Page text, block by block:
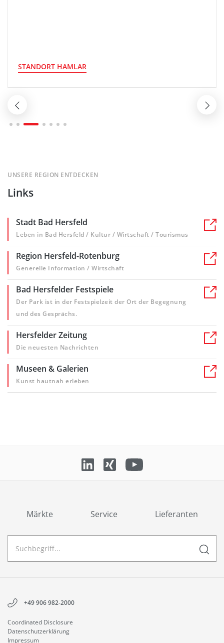
STANDORT HAMLAR
Links
UNSERE REGION ENTDECKEN
Stadt Bad Hersfeld
Leben in Bad Hersfeld / Kultur / Wirtschaft / Tourismus
Region Hersfeld-Rotenburg
Generelle Information / Wirtschaft
Bad Hersfelder Festspiele
Der Park ist in der Festspielzeit der Ort der Begegnung
und des Gesprächs.
Hersfelder Zeitung
Die neuesten Nachrichten
Museen & Galerien
Kunst hautnah erleben
Märkte Service Lieferanten
+49 906 982-2000
Coordinated Disclosure
Datenschutzerklärung
Impressum